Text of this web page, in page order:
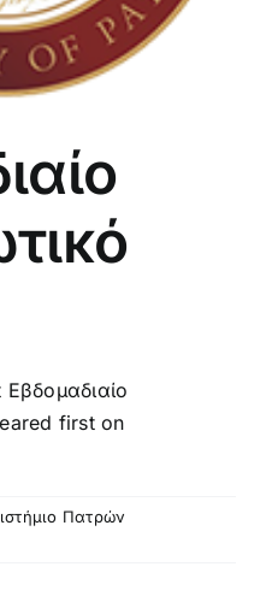
first on
Πατρών